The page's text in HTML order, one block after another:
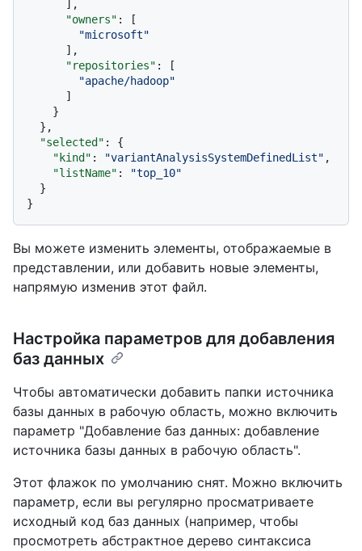
] ,
"owners" :
[
"microsoft"
] ,
"repositories" :
[
"apache/hadoop"
]
}
} ,
"selected" :
{
"kind" : "variantAnalysisSystemDefinedList" ,
"listName" :
"top_10"
}
}
Вы можете изменить элементы, отображаемые в
представлении, или добавить новые элементы,
напрямую изменив этот файл.
Настройка параметров для добавления
баз данных
Чтобы автоматически добавить папки источника
базы данных в рабочую область, можно включить
параметр "Добавление баз данных: добавление
источника базы данных в рабочую область".
Этот флажок по умолчанию снят. Можно включить
параметр, если вы регулярно просматриваете
исходный код баз данных (например, чтобы
просмотреть абстрактное дерево синтаксиса